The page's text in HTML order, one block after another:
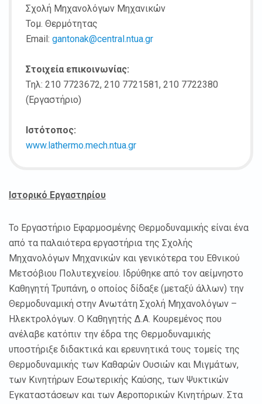
Σχολή Μηχανολόγων Μηχανικών
Τομ. Θερμότητας
Email: gantonak@central.ntua.gr
Στοιχεία επικοινωνίας:
Tηλ: 210 7723672, 210 7721581, 210 7722380
(Εργαστήριο)
Ιστότοπος:
www.lathermo.mech.ntua.gr
Ιστορικό Εργαστηρίου
Το Εργαστήριο Εφαρμοσμένης Θερμοδυναμικής είναι ένα
από τα παλαιότερα εργαστήρια της Σχολής
Μηχανολόγων Μηχανικών και γενικότερα του Εθνικού
Μετσόβιου Πολυτεχνείου. Ιδρύθηκε από τον αείμνηστο
Καθηγητή Τρυπάνη, ο οποίος δίδαξε (μεταξύ άλλων) την
Θερμοδυναμική στην Ανωτάτη Σχολή Μηχανολόγων –
Ηλεκτρολόγων. Ο Καθηγητής Δ.Α. Κουρεμένος που
ανέλαβε κατόπιν την έδρα της Θερμοδυναμικής
υποστήριξε διδακτικά και ερευνητικά τους τομείς της
Θερμοδυναμικής των Καθαρών Ουσιών και Μιγμάτων,
των Κινητήρων Εσωτερικής Καύσης, των Ψυκτικών
Εγκαταστάσεων και των Αεροπορικών Κινητήρων. Στα